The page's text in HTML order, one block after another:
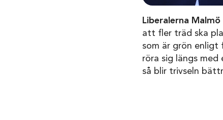
Liberalerna
att fler träd ska
som är grön
röra sig längs
så blir trivseln